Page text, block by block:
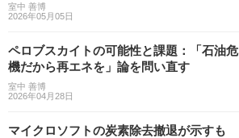
室中 善博
2026年05月05日
ペロブスカイトの可能性と課題：「石油危
機だから再エネを」論を問い直す
室中 善博
2026年04月28日
マイクロソフトの炭素除去撤退が示すも